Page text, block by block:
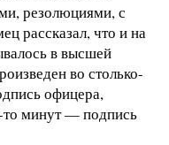
резолюциями, с
рассказал, что и на
в высшей
во столько-
офицера,
то минут — подпись